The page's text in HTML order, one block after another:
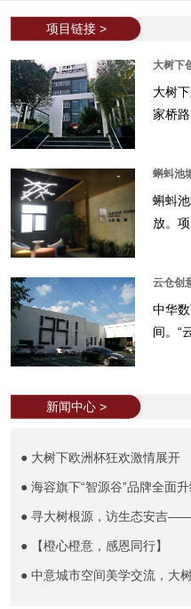
项目链接 >
大树下
大树
家桥
蝌蚪池
蝌蚪
放。
云仓创
中华
间。“
新闻中心 >
● 大树下欧洲杯狂欢激情展开
● 海容旗下“智源谷”品牌全面
● 寻大树根源，访生态安吉
● 【橙心橙意，感恩同行】
● 中意城市空间美学交流，大